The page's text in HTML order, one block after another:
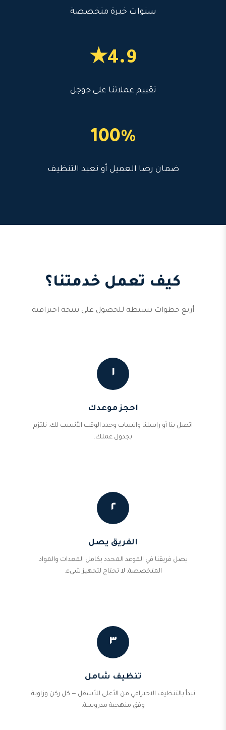
سنوات خبرة متخصصة
4.9★
تقييم عملائنا على جوجل
100%
ضمان رضا العميل أو نعيد التنظيف
كيف تعمل خدمتنا؟
أربع خطوات بسيطة للحصول على نتيجة احترافية
١
احجز موعدك
اتصل بنا أو راسلنا واتساب وحدد الوقت الأنسب لك. نلتزم
بجدول عملك.
٢
الفريق يصل
يصل فريقنا في الموعد المحدد بكامل المعدات والمواد
المتخصصة. لا تحتاج لتجهيز شيء.
٣
تنظيف شامل
نبدأ بالتنظيف الاحترافي من الأعلى للأسفل — كل ركن وزاوية
وفق منهجية مدروسة.